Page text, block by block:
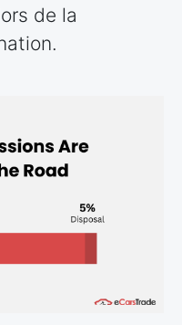
de la